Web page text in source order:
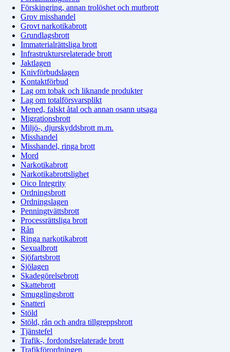
Förskingring, annan trolöshet och mutbrott
Grov misshandel
Grovt narkotikabrott
Grundlagsbrott
Immaterialrättsliga brott
Infrastruktursrelaterade brott
Jaktlagen
Knivförbudslagen
Kontaktförbud
Lag om tobak och liknande produkter
Lag om totalförsvarsplikt
Mened, falskt åtal och annan osann utsaga
Migrationsbrott
Miljö-, djurskyddsbrott m.m.
Misshandel
Misshandel, ringa brott
Mord
Narkotikabrott
Narkotikabrottslighet
Oico Integrity
Ordningsbrott
Ordningslagen
Penningtvättsbrott
Processrättsliga brott
Rån
Ringa narkotikabrott
Sexualbrott
Sjöfartsbrott
Sjölagen
Skadegörelsebrott
Skattebrott
Smugglingsbrott
Snatteri
Stöld
Stöld, rån och andra tillgreppsbrott
Tjänstefel
Trafik-, fordondsrelaterade brott
Trafikförordningen